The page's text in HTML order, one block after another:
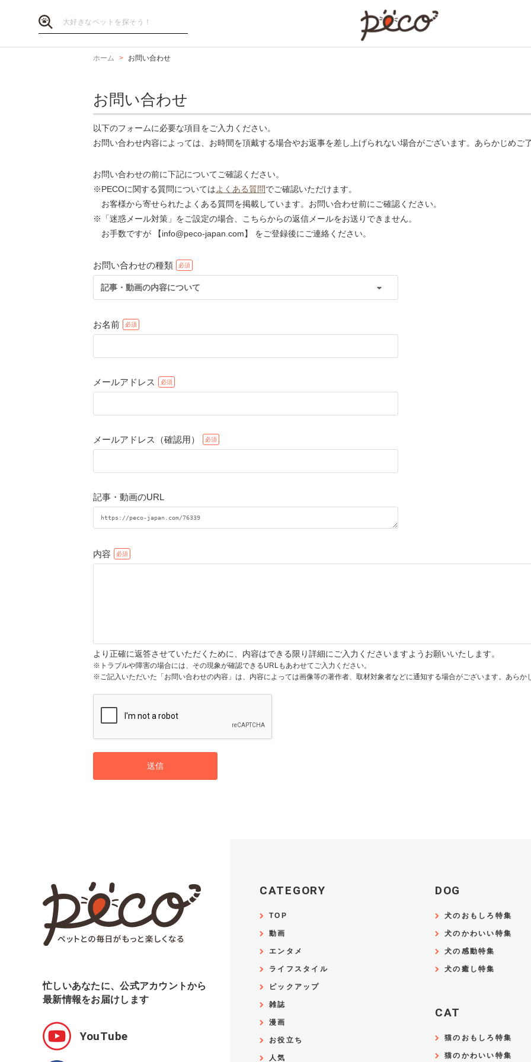
ホーム お問い合わせ
お問い合わせ
以下のフォームに必要な項目をご入力ください。
お問い合わせ内容によっては、お時間を頂戴する場合やお返事を差し上げられない場合がございます。あらかじめご
お問い合わせの前に下記についてご確認ください。
※PECOに関する質問についてはよくある質問でご確認いただけます。
お客様から寄せられたよくある質問を掲載しています。お問い合わせ前にご確認ください。
※「迷惑メール対策」をご設定の場合、こちらからの返信メールをお送りできません。
お手数ですが 【info@peco-japan.com】 をご登録後にご連絡ください。
お問い合わせの種類
記事・動画の内容について
お名前
メールアドレス
メールアドレス（確認用）
記事・動画のURL
内容
より正確に返答させていただくために、内容はできる限り詳細にご入力くださいますようお願いいたします。
※トラブルや障害の場合には、その現象が確認できるURLもあわせてご入力ください。
※ご記入いただいた「お問い合わせの内容」は、内容によっては画像等の著作者、取材対象者などに通知する場合がございます。あらか
送信
忙しいあなたに、公式アカウントから
最新情報をお届けします
YouTube
CATEGORY
TOP
動画
エンタメ
ライフスタイル
ピックアップ
雑誌
漫画
お役立ち
人気
DOG
犬のおもしろ特集
犬のかわいい特集
犬の感動特集
犬の癒し特集
CAT
猫のおもしろ特集
猫のかわいい特集